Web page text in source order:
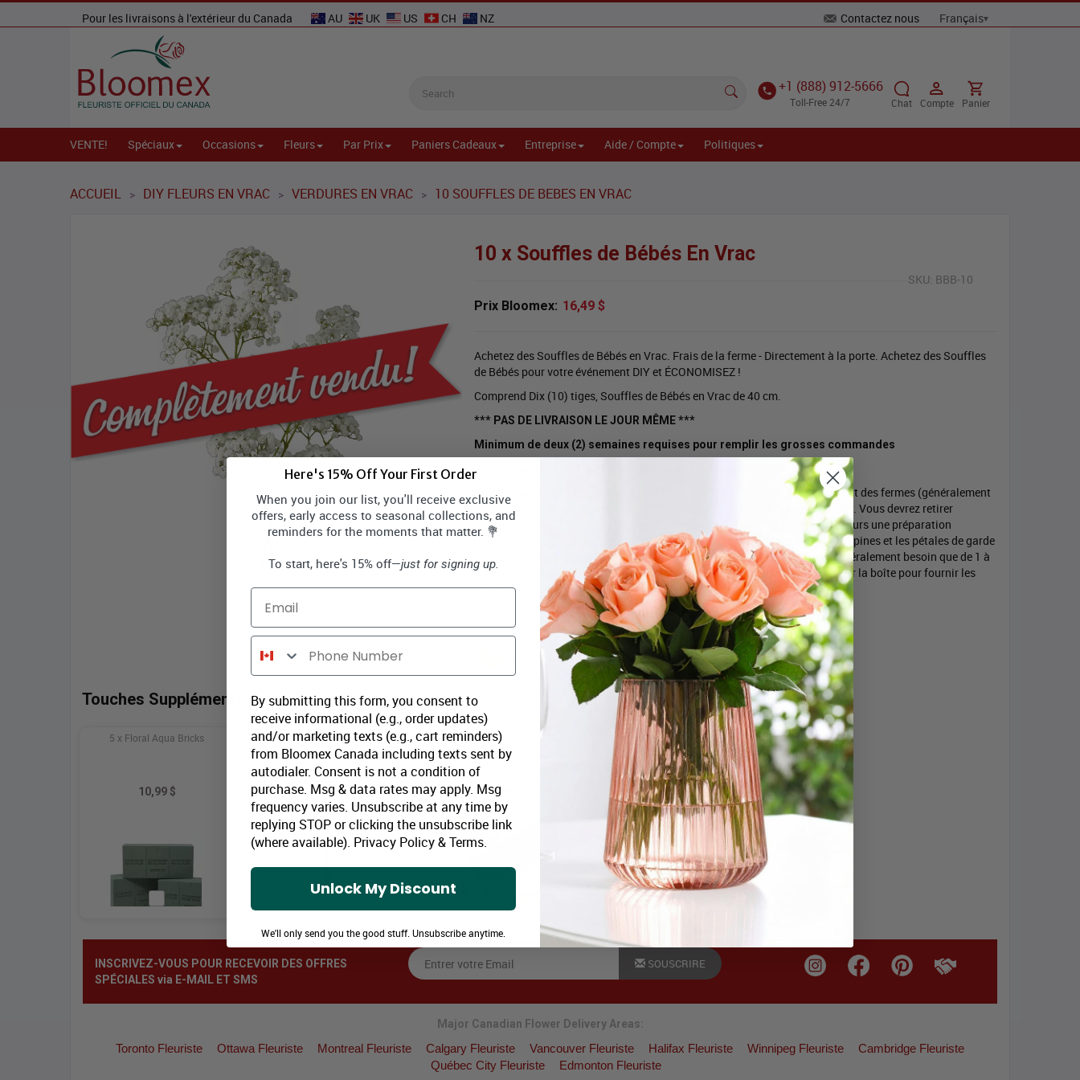
Pour les livraisons à l'extérieur du Canada AU UK US CH NZ Contactez nous
+1 (888) 912-5666
Toll-Free 24/7 Chat Compte Panier
VENTE! Spéciaux Occasions Fleurs Par Prix Paniers Cadeaux Entreprise Aide / Compte Politiques
ACCUEIL > DIY FLEURS EN VRAC > VERDURES EN VRAC > 10 SOUFFLES DE BEBES EN VRAC
10 x Souffles de Bébés En Vrac
SKU: BBB-10
Prix Bloomex: 16,49 $
Achetez des Souffles de Bébés en Vrac. Frais de la ferme - Directement à la porte. Achetez des Souffles
de Bébés pour votre événement DIY et ÉCONOMISEZ !
Comprend Dix (10) tiges, Souffles de Bébés en Vrac de 40 cm.
*** PAS DE LIVRAISON LE JOUR MÊME ***
Minimum de deux (2) semaines requises pour remplir les grosses commandes
Veuillez appeler le 1-888-912-5666 pour confirmer.
Veuillez noter
: les fleurs en vrac sont envoyées dès leur arrivée, directement des fermes (généralement
sous forme de bourgeon) et devront être préparées avant leurs présenations. Vous devrez retirer
délicatement les feuilles ou les pétales disgracieux de vos fleurs. Il y a toujours une préparation
nécessaire avec les fleurs en vrac. Par exemple, les Roses doivent avoir les épines et les pétales de garde
enlevés, tandis que les marguerites Gerbera et les Chrysanthèmes n'ont généralement besoin que de 1 à
2 pouces de coupe au bas de chaque tige. Veuillez suivre les instructions sur la boîte pour fournir les
arrangements floraux les plus durables et les plus beaux.
Touches Supplémentaires
5 x Floral Aqua Bricks
10,99 $
25 Clear Water Tubes
8,25 $
Floral Designer Kit
27,49 $
25 Single Cellophane Sleeves
21,99 $
INSCRIVEZ-VOUS POUR RECEVOIR DES OFFRES
SPÉCIALES via E-MAIL ET SMS
SOUSCRIRE
Major Canadian Flower Delivery Areas:
Toronto Fleuriste Ottawa Fleuriste Montreal Fleuriste Calgary Fleuriste Vancouver Fleuriste Halifax Fleuriste Winnipeg Fleuriste
Cambridge Fleuriste
Québec City Fleuriste
Edmonton Fleuriste
Here's 15% Off Your First Order
When you join our list, you'll receive exclusive
offers, early access to seasonal collections, and
reminders for the moments that matter. 💐
To start, here's 15% off—just for signing up.
Email
Phone Number
By submitting this form, you consent to
receive informational (e.g., order updates)
and/or marketing texts (e.g., cart reminders)
from Bloomex Canada including texts sent by
autodialer. Consent is not a condition of
purchase. Msg & data rates may apply. Msg
frequency varies. Unsubscribe at any time by
replying STOP or clicking the unsubscribe link
(where available). Privacy Policy&Terms.
Unlock My Discount
We'll only send you the good stuff. Unsubscribe anytime.